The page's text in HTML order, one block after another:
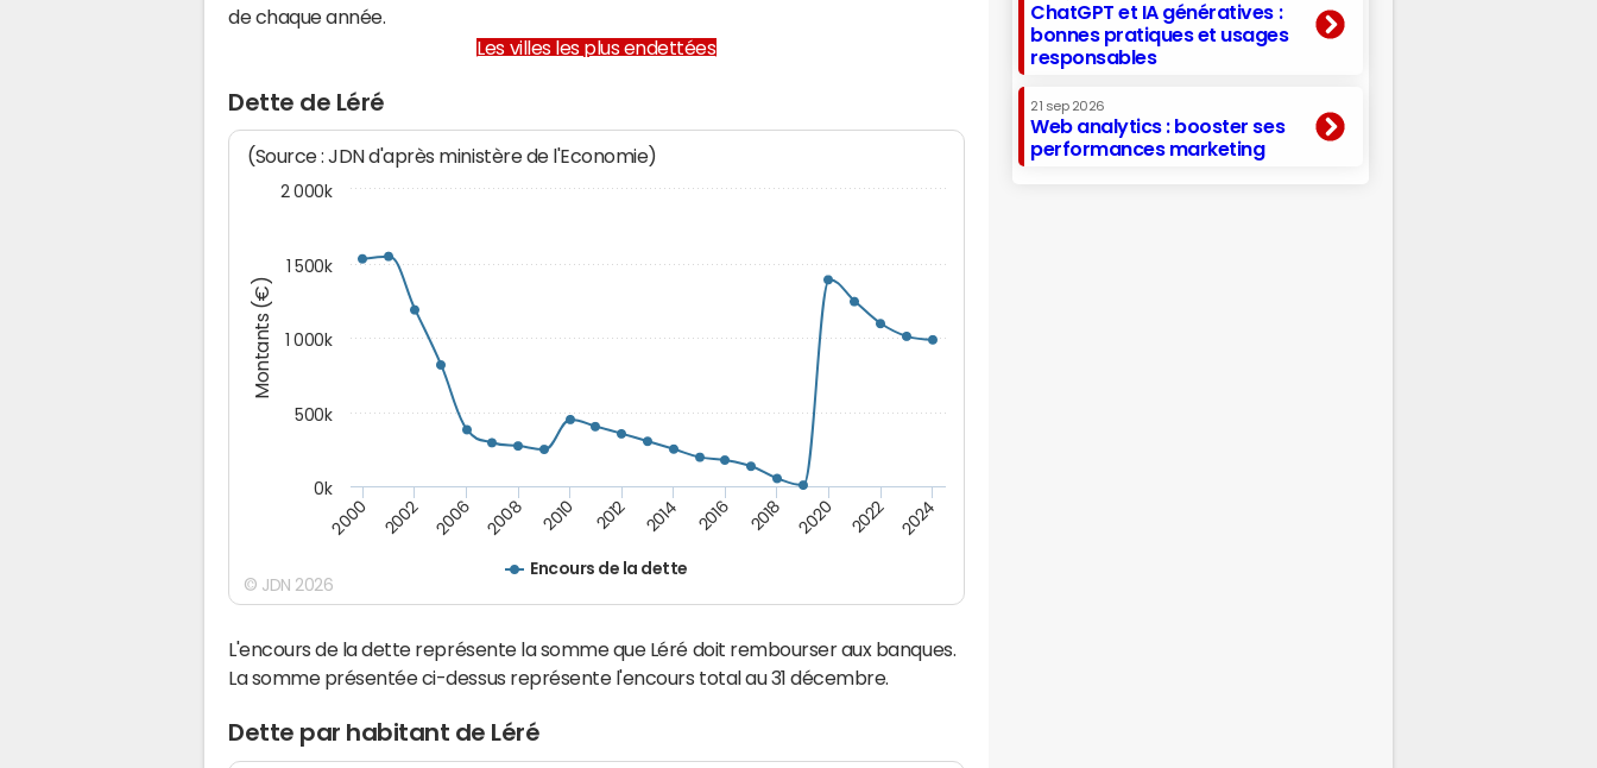
de chaque année.
Les villes les plus endettées
Dette de Léré
Montants (€)
(Source : JDN d'après ministère de l'Economie)
Encours de la dette
2000 2002 2006 2008 2010 2012 2014 2016 2018 2020 2022 2024
0k
500k
1 000k
1 500k
2 000k
© JDN 2026
L'encours de la dette représente la somme que Léré doit rembourser aux banques.
La somme présentée ci-dessus représente l'encours total au 31 décembre.
Dette par habitant de Léré
ChatGPT et IA génératives :
bonnes pratiques et usages
responsables
21 sep 2026
Web analytics : booster ses
performances marketing